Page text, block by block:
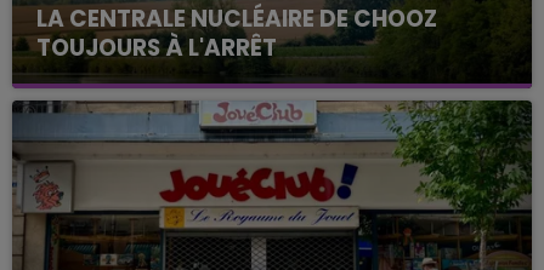
LA CENTRALE NUCLÉAIRE DE CHOOZ
TOUJOURS À L'ARRÊT
Cela fait déjà une semaine que la centrale
nucléaire ardennaise est à l'arrêt. Une situation
justifiée par la sécheresse intense qui est toujours
présente.